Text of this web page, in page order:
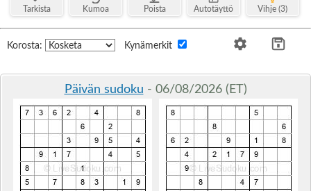
Tarkista Kumoa Poista Autotäyttö Vihje (3)
Korosta: Kynämerkit
Päivän sudoku - 06/08/2026 (ET)